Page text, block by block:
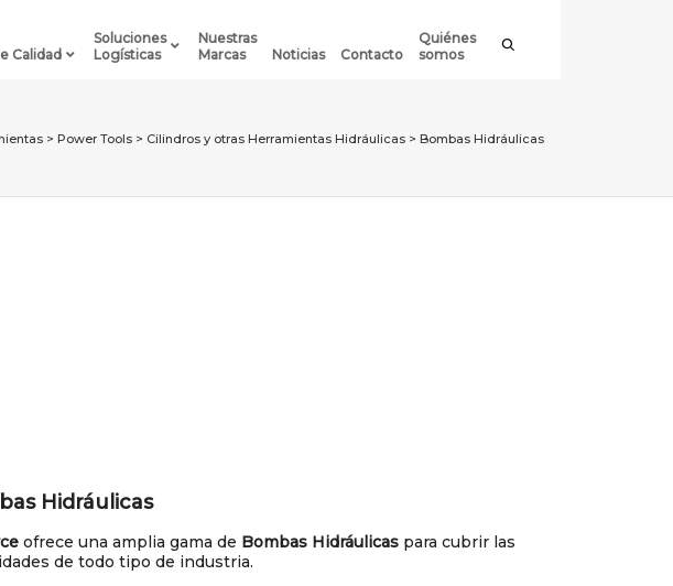
Calidad
Soluciones
Logísticas
Nuestras
Marcas
Noticias Contacto
Quiénes
somos
> Power Tools > Cilindros y otras Herramientas Hidráulicas > Bombas Hidráulicas
Hidráulicas
ofrece una amplia gama de Bombas Hidráulicas para cubrir las
de todo tipo de industria.